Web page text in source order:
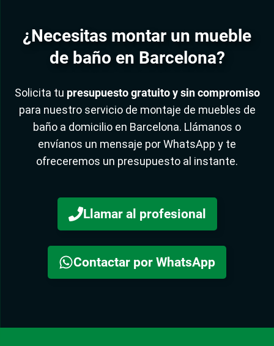
¿Necesitas montar un mueble
de baño en Barcelona?
Solicita tu presupuesto gratuito y sin compromiso
para nuestro servicio de montaje de muebles de
baño a domicilio en Barcelona. Llámanos o
envíanos un mensaje por WhatsApp y te
ofreceremos un presupuesto al instante.
Llamar al profesional
Contactar por WhatsApp